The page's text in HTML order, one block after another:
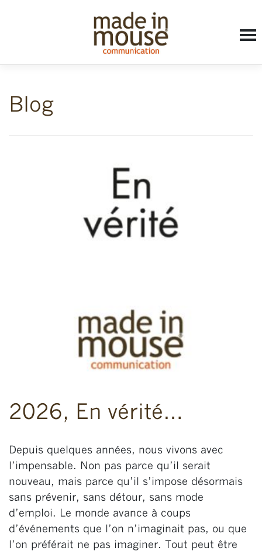
Blog
2026, En vérité…
Depuis quelques années, nous vivons avec
l’impensable. Non pas parce qu’il serait
nouveau, mais parce qu’il s’impose désormais
sans prévenir, sans détour, sans mode
d’emploi. Le monde avance à coups
d’événements que l’on n’imaginait pas, ou que
l’on préférait ne pas imaginer. Tout peut être